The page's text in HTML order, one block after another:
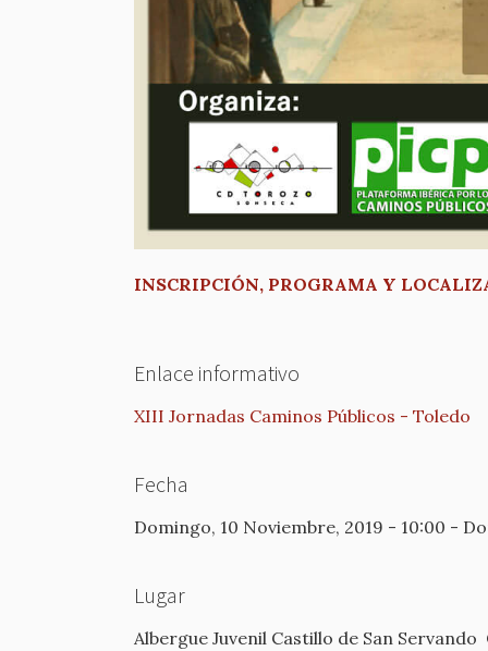
INSCRIPCIÓN, PROGRAMA Y
Enlace informativo
XIII Jornadas Caminos Públicos - Toledo
Fecha
Domingo, 10 Noviembre, 2019 - 10:00 -
Lugar
Albergue Juvenil Castillo de San Servando